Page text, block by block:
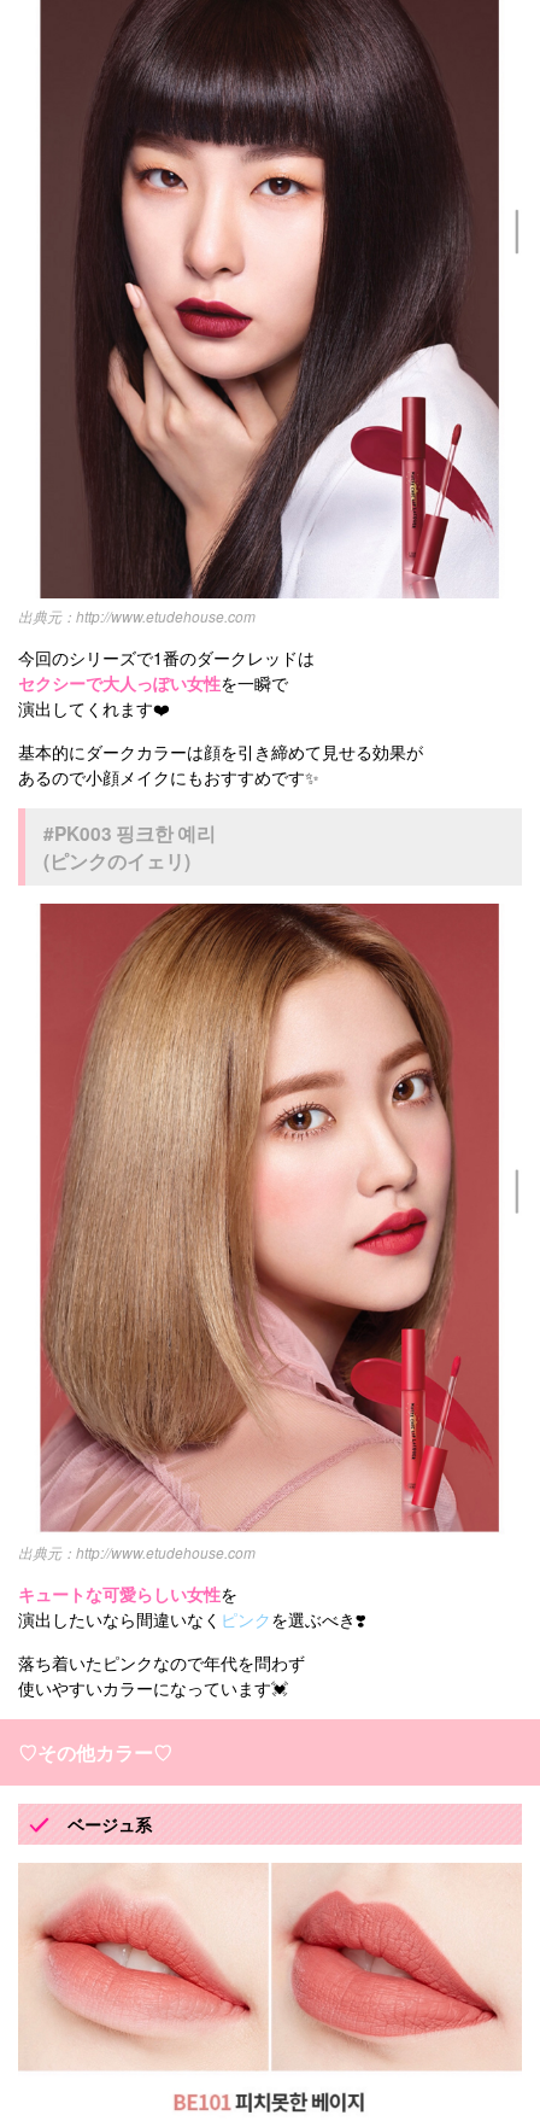
http://www.etudehouse.com
今回のシリーズで1番のダークレッドは
セクシーで大人っぽい女性を一瞬で
演出してくれます❤️
基本的にダークカラーは顔を引き締めて見せる効果が
あるので小顔メイクにもおすすめです✨
#PK003 핑크한 예리
(ピンクのイェリ)
http://www.etudehouse.com
キュートな可愛らしい女性を
演出したいなら間違いなく ピンクを選ぶべき❣️
落ち着いたピンクなので年代を問わず
使いやすいカラーになっています💓
♡その他カラー♡
ベージュ系